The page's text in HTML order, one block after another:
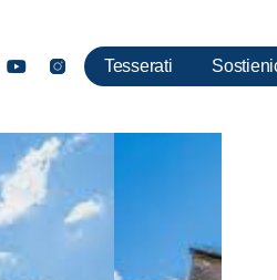
Tesserati